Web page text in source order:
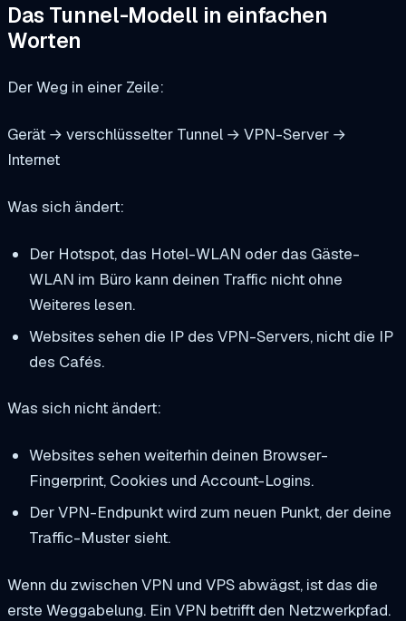
Das Tunnel-Modell in einfachen
Worten
Der Weg in einer Zeile:
Gerät → verschlüsselter Tunnel → VPN-Server →
Internet
Was sich ändert:
Der Hotspot, das Hotel-WLAN oder das Gäste-
WLAN im Büro kann deinen Traffic nicht ohne
Weiteres lesen.
Websites sehen die IP des VPN-Servers, nicht die IP
des Cafés.
Was sich nicht ändert:
Websites sehen weiterhin deinen Browser-
Fingerprint, Cookies und Account-Logins.
Der VPN-Endpunkt wird zum neuen Punkt, der deine
Traffic-Muster sieht.
Wenn du zwischen VPN und VPS abwägst, ist das die
erste Weggabelung. Ein VPN betrifft den Netzwerkpfad.